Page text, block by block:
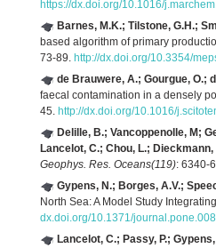
https://dx.doi.org/10.1016/
Barnes, M.K.; Tilstone, G.H.;
based algorithm of primary
73-89. http://dx.doi.org/10.3354/
de Brauwere, A.; Gourgue, O.;
faecal contamination in a densely
45. http://dx.doi.org/10.1016/
Delille, B.; Vancoppenolle, M;
Lancelot, C.; Chou, L.; Dieckmann,
Geophys. Res. Oceans(119): 6340-
Gypens, N.; Borges, A.V.;
North Sea: A Model Study
dx.doi.org/10.1371/
Lancelot, C.; Passy, P.;